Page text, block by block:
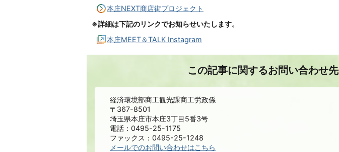
本庄NEXT商店街プロジェクト
※詳細は下記のリンクでお知らせいたします。
本庄MEET＆TALK Instagram
この記事に関するお問い合わせ先
経済環境部商工観光課商工労政係
〒367-8501
埼玉県本庄市本庄3丁目5番3号
電話：0495-25-1175
ファックス：0495-25-1248
メールでのお問い合わせはこちら